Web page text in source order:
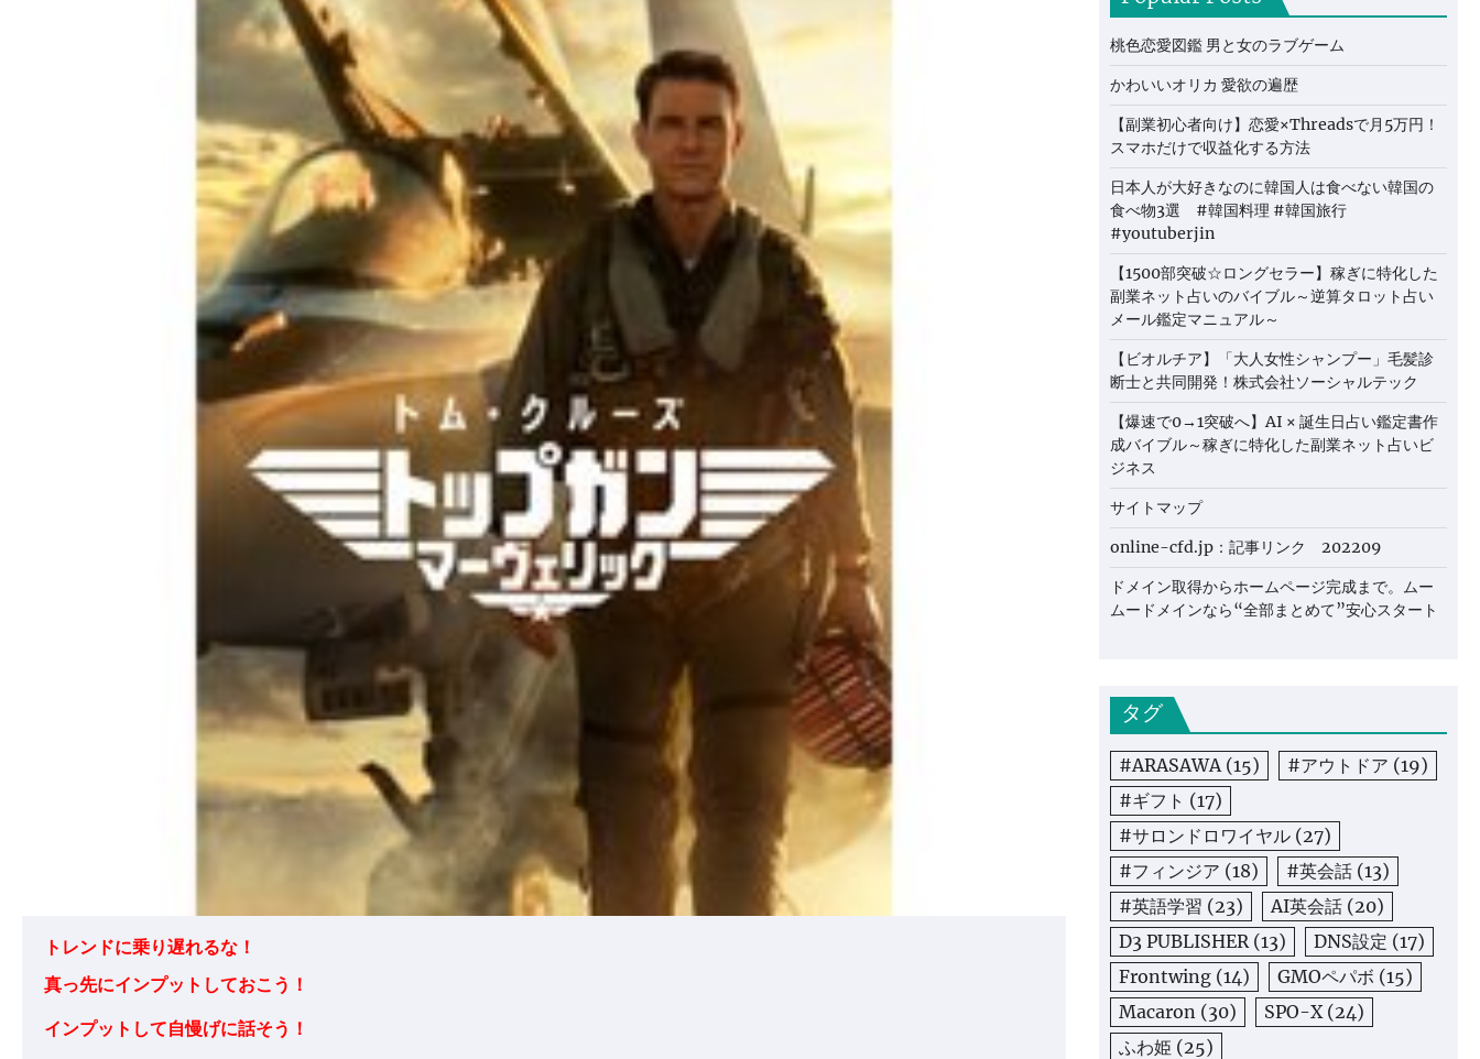
トレンドに乗り遅れるな！
真っ先にインプットしておこう！
インプットして自慢げに話そう！
桃色恋愛図鑑 男と女のラブゲーム
かわいいオリカ 愛欲の遍歴
【副業初心者向け】恋愛×Threadsで月5万円！
スマホだけで収益化する方法
日本人が大好きなのに韓国人は食べない韓国の
食べ物3選 #韓国料理 #韓国旅行
#youtuberjin
【1500部突破☆ロングセラー】稼ぎに特化した
副業ネット占いのバイブル～逆算タロット占い
メール鑑定マニュアル～
【ビオルチア】「大人女性シャンプー」毛髪診
断士と共同開発！株式会社ソーシャルテック
【爆速で0→1突破へ】AI × 誕生日占い鑑定書作
成バイブル～稼ぎに特化した副業ネット占いビ
ジネス
サイトマップ
online-cfd.jp：記事リンク 202209
ドメイン取得からホームページ完成まで。ムー
ムードメインなら“全部まとめて”安心スタート
タグ
#ARASAWA(15) #アウトドア (19)
#ギフト (17)
#サロンドロワイヤル (27)
#フィンジア (18) #英会話 (13)
#英語学習 (23) AI英会話 (20)
D3 PUBLISHER(13) DNS設定 (17)
Frontwing (14) GMOペパボ (15)
Macaron (30) SPO-X(24)
ふわ姫 (25)